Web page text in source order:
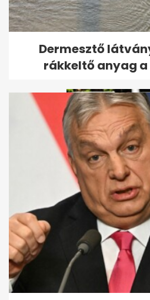
Friss hírek
osztályon
Vérampullák
forgalmas
egy...
Dermesztő
rákkeltő anyag